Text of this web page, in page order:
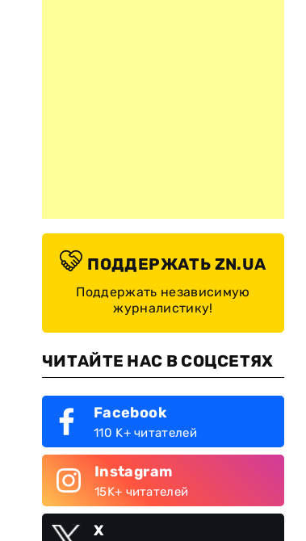
ПОДДЕРЖАТЬ ZN.UA
Поддержать независимую
журналистику!
ЧИТАЙТЕ НАС В СОЦСЕТЯХ
Facebook
110 K+ читателей
Instagram
15K+ читателей
X